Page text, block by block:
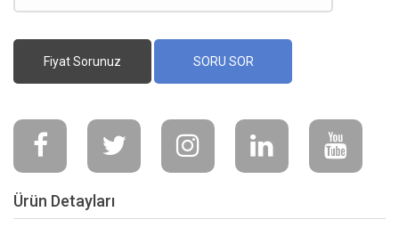
Fiyat Sorunuz SORU SOR
Ürün Detayları